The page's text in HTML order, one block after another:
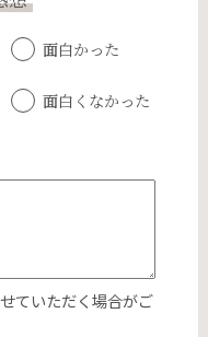
面白かった
面白くなかった
ていただく場合がご